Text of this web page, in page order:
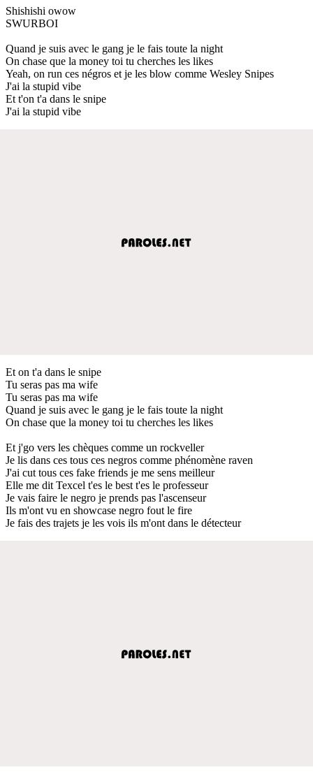
Shishishi owow
SWURBOI
Quand je suis avec le gang je le fais toute la night
On chase que la money toi tu cherches les likes
Yeah, on run ces négros et je les blow comme Wesley Snipes
J'ai la stupid vibe
Et t'on t'a dans le snipe
J'ai la stupid vibe
Et on t'a dans le snipe
Tu seras pas ma wife
Tu seras pas ma wife
Quand je suis avec le gang je le fais toute la night
On chase que la money toi tu cherches les likes
Et j'go vers les chèques comme un rockveller
Je lis dans ces tous ces negros comme phénomène raven
J'ai cut tous ces fake friends je me sens meilleur
Elle me dit Texcel t'es le best t'es le professeur
Je vais faire le negro je prends pas l'ascenseur
Ils m'ont vu en showcase negro fout le fire
Je fais des trajets je les vois ils m'ont dans le détecteur